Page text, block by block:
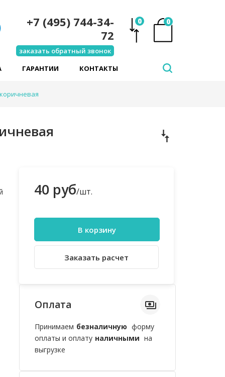
0
0
+7 (495) 744-34-
72
заказать обратный звонок
ГАРАНТИИ КОНТАКТЫ
40 руб/шт.
В корзину
Заказать расчет
Оплата
Принимаем безналичную форму
оплаты и оплату наличными на
выгрузке